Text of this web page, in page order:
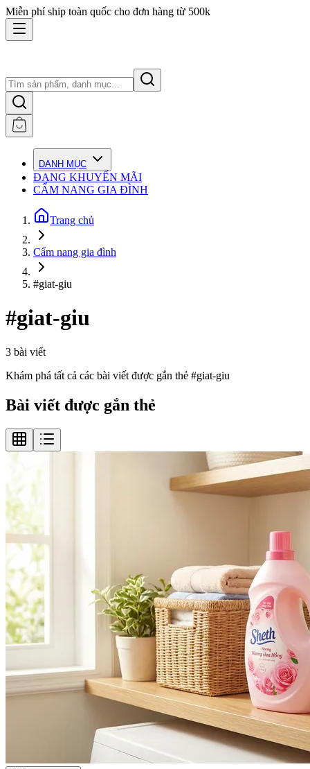
Miễn phí ship toàn quốc cho đơn hàng từ 500k
DANH MỤC
ĐANG KHUYẾN MÃI
CẨM NANG GIA ĐÌNH
Trang chủ
Cẩm nang gia đình
#giat-giu
#giat-giu
3 bài viết
Khám phá tất cả các bài viết được gắn thẻ #giat-giu
Bài viết được gắn thẻ